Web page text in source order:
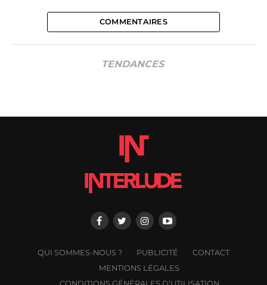
COMMENTAIRES
TENDANCES
QUI SOMMES-NOUS ? PUBLICITÉ
CONTACT
MENTIONS LÉGALES